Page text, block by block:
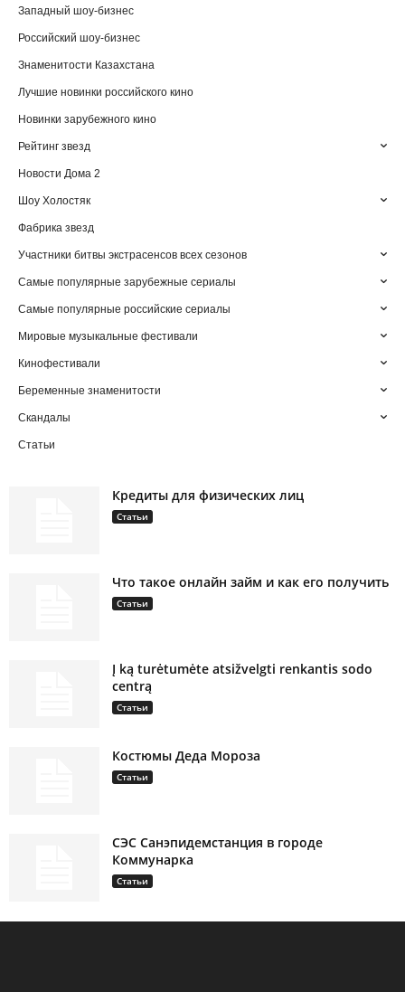
Западный шоу-бизнес
Российский шоу-бизнес
Знаменитости Казахстана
Лучшие новинки российского кино
Новинки зарубежного кино
Рейтинг звезд
Новости Дома 2
Шоу Холостяк
Фабрика звезд
Участники битвы экстрасенсов всех сезонов
Самые популярные зарубежные сериалы
Самые популярные российские сериалы
Мировые музыкальные фестивали
Кинофестивали
Беременные знаменитости
Скандалы
Статьи
Кредиты для физических лиц
Статьи
Что такое онлайн займ и как его получить
Статьи
Į ką turėtumėte atsižvelgti renkantis sodo
centrą
Статьи
Костюмы Деда Мороза
Статьи
СЭС Санэпидемстанция в городе
Коммунарка
Статьи